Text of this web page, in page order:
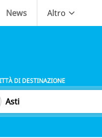
News Altro
DI DESTINAZIONE